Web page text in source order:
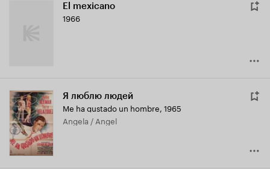
El mexicano
1966
Я люблю людей
Me ha gustado un hombre, 1965
Angela / Angel